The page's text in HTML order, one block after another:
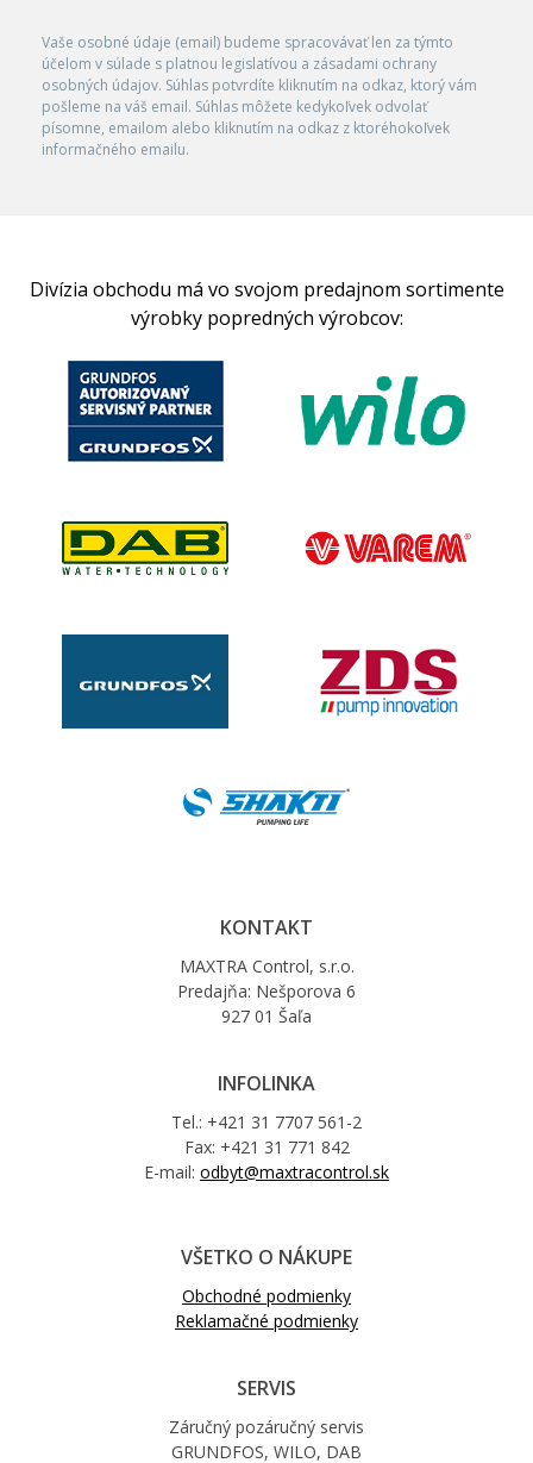
Vaše osobné údaje (email) budeme spracovávať len za týmto
účelom v súlade s platnou legislatívou a zásadami ochrany
osobných údajov. Súhlas potvrdíte kliknutím na odkaz, ktorý vám
pošleme na váš email. Súhlas môžete kedykoľvek odvolať
písomne, emailom alebo kliknutím na odkaz z ktoréhokoľvek
informačného emailu.
Divízia obchodu má vo svojom predajnom sortimente
výrobky popredných výrobcov:
KONTAKT
MAXTRA Control, s.r.o.
Predajňa: Nešporova 6
927 01 Šaľa
INFOLINKA
Tel.: +421 31 7707 561-2
Fax: +421 31 771 842
E-mail: odbyt@maxtracontrol.sk
VŠETKO O NÁKUPE
Obchodné podmienky
Reklamačné podmienky
SERVIS
Záručný pozáručný servis
GRUNDFOS, WILO, DAB